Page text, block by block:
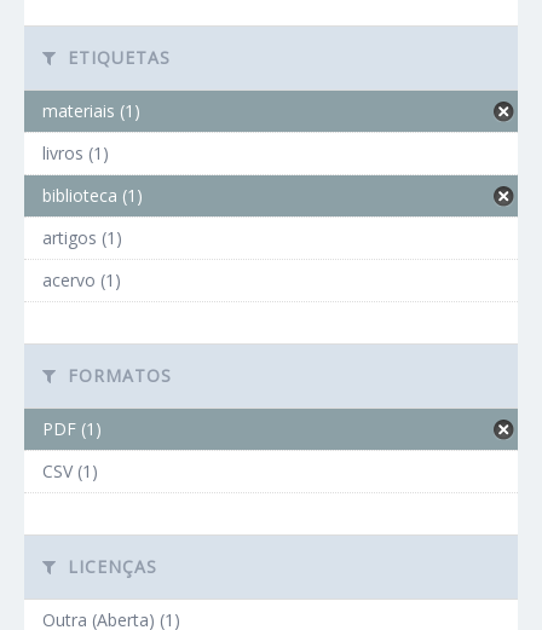
ETIQUETAS
materiais (1)
livros (1)
biblioteca (1)
artigos (1)
acervo (1)
FORMATOS
PDF (1)
CSV (1)
LICENÇAS
Outra (Aberta) (1)